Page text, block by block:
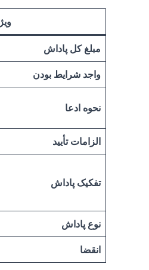
مبلغ کل پاداش
واجد شرایط بودن
نحوه ادعا
الزامات تأیید
تفکیک پاداش
نوع پاداش
انقضا